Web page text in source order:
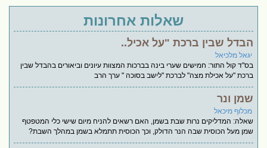
שאלות אחרונות
הבדל שבין ברכת "על אכיל..
יגאל מלכיאל
בס"ד קול התור: חמישים שערי בינה בברכות המצוות עיונים וביאורים בהבדל שבין
ברכת "על אכילת מצה" לברכת "לישב בסוכה " ערך הרב
שמן ונר
מכלוף מיכאל
שאלה: המדליקים נרות שבת בשמן, האם רשאים להניח מיום שישי כלי המטפטף
שמן מעל הכוסית שבה הנר הדולק, וכך הכוסית תתמלא בשמן במהלך השבת?